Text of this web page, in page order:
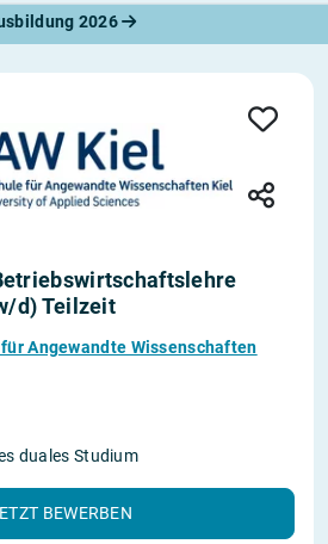
2026
d) Teilzeit
Angewandte Wissenschaften
duales Studium
BEWERBEN